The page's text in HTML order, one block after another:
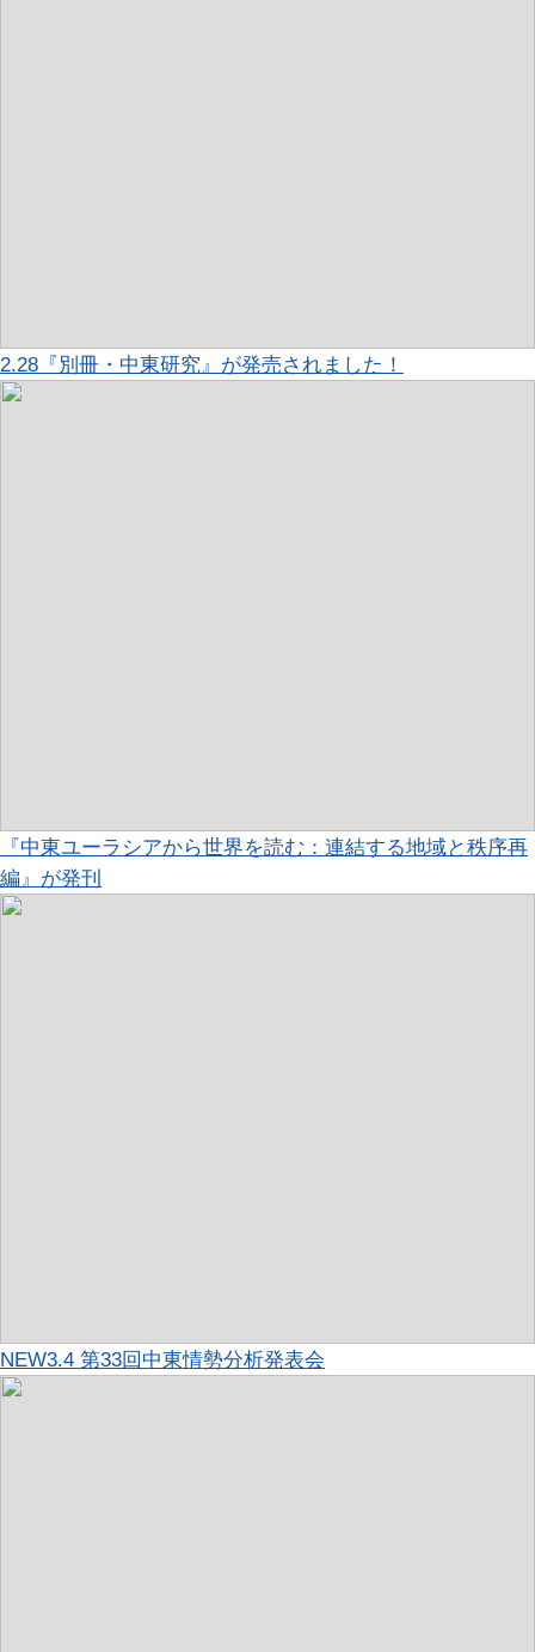
2.28『別冊・中東研究』が発売されました！
『中東ユーラシアから世界を読む：連結する地域と秩序再
編』が発刊
NEW3.4 第33回中東情勢分析発表会